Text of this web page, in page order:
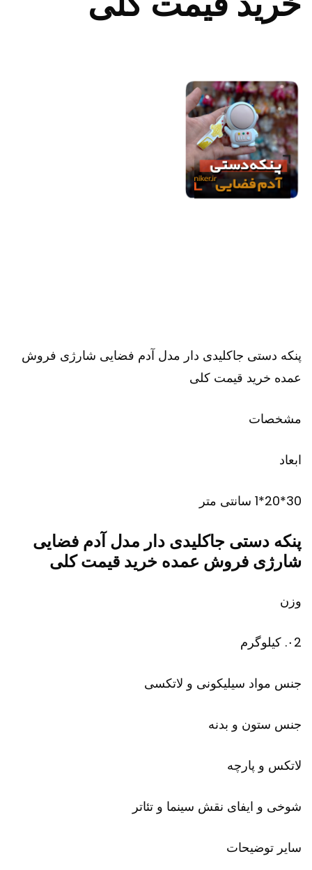
پنکه دستی جاکلیدی دار مدل آدم فضایی شارژی فروش
عمده خرید قیمت کلی
مشخصات
ابعاد
30*20*1 سانتی متر
پنکه دستی جاکلیدی دار مدل آدم فضایی
شارژی فروش عمده خرید قیمت کلی
وزن
۰2. کیلوگرم
جنس مواد سیلیکونی و لاتکسی
جنس ستون و بدنه
لاتکس و پارچه
شوخی و ایفای نقش سینما و تئاتر
سایر توضیحات